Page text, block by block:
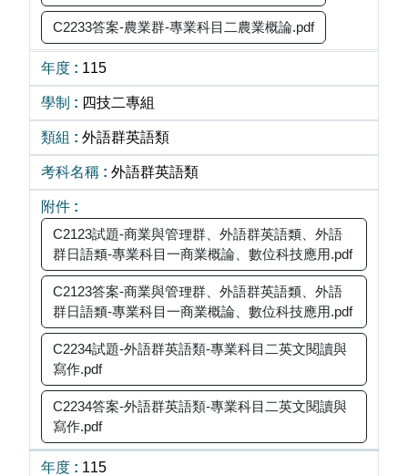
C2233答案-農業群-專業科目二農業概論.pdf
115
四技二專組
外語群英語類
外語群英語類
C2123試題-商業與管理群、外語群英語類、外語
群日語類-專業科目一商業概論、數位科技應用.pdf
C2123答案-商業與管理群、外語群英語類、外語
群日語類-專業科目一商業概論、數位科技應用.pdf
C2234試題-外語群英語類-專業科目二英文閱讀與
寫作.pdf
C2234答案-外語群英語類-專業科目二英文閱讀與
寫作.pdf
115